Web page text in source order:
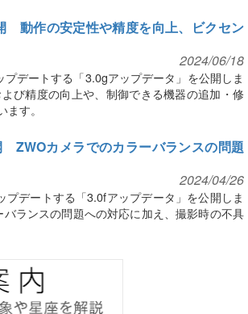
動作の安定性や精度を向上、ビクセン
2024/06/18
デートする「3.0gアップデータ」を公開しま
び精度の向上や、制御できる機器の追加・修
す。
ZWOカメラでのカラーバランスの問題
2024/04/26
デートする「3.0fアップデータ」を公開しま
ランスの問題への対応に加え、撮影時の不具